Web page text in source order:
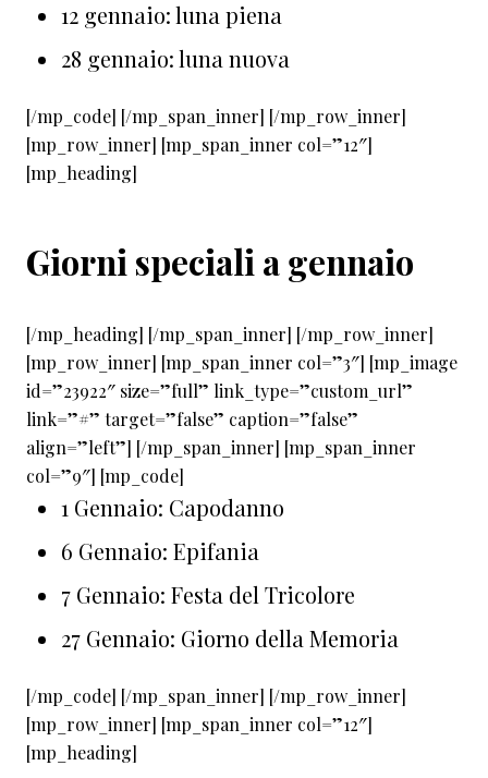
12 gennaio: luna piena
28 gennaio: luna nuova
[/mp_code] [/mp_span_inner] [/mp_row_inner]
[mp_row_inner] [mp_span_inner col=”12″]
[mp_heading]
Giorni speciali a gennaio
[/mp_heading] [/mp_span_inner] [/mp_row_inner]
[mp_row_inner] [mp_span_inner col=”3″] [mp_image
id=”23922″ size=”full” link_type=”custom_url”
link=”#” target=”false” caption=”false”
align=”left”] [/mp_span_inner] [mp_span_inner
col=”9″] [mp_code]
1 Gennaio: Capodanno
6 Gennaio: Epifania
7 Gennaio: Festa del Tricolore
27 Gennaio: Giorno della Memoria
[/mp_code] [/mp_span_inner] [/mp_row_inner]
[mp_row_inner] [mp_span_inner col=”12″]
[mp_heading]